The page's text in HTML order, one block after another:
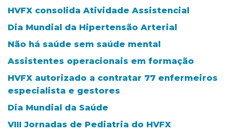
HVFX consolida Atividade Assistencial
Dia Mundial da Hipertensão Arterial
Não há saúde sem saúde mental
Assistentes operacionais em formação
HVFX autorizado a contratar 77 enfermeiros
especialista e gestores
Dia Mundial da Saúde
VIII Jornadas de Pediatria do HVFX